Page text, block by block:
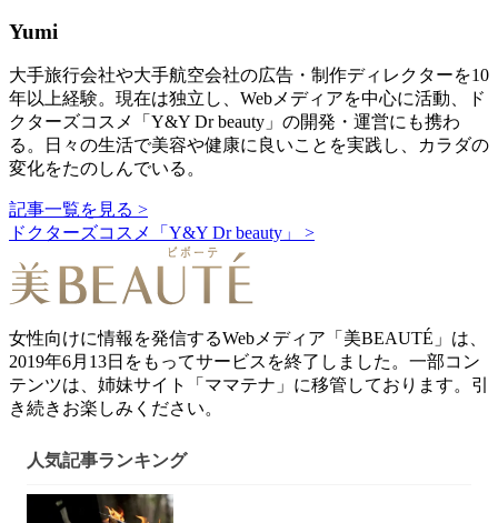
Yumi
大手旅行会社や大手航空会社の広告・制作ディレクターを10
年以上経験。現在は独立し、Webメディアを中心に活動、ド
クターズコスメ「Y&Y Dr beauty」の開発・運営にも携わ
る。日々の生活で美容や健康に良いことを実践し、カラダの
変化をたのしんでいる。
記事一覧を見る >
ドクターズコスメ「Y&Y Dr beauty」 >
女性向けに情報を発信するWebメディア「美BEAUTÉ」は、
2019年6月13日をもってサービスを終了しました。一部コン
テンツは、姉妹サイト「ママテナ」に移管しております。引
き続きお楽しみください。
人気記事ランキング